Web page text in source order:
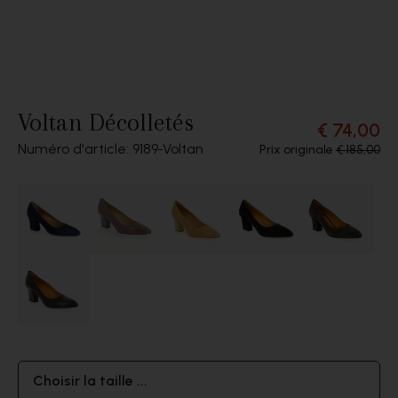
Voltan Décolletés
Numéro d'article: 9189 Voltan
€ 74,00
Prix originale € 185,00
Choisir la taille ...